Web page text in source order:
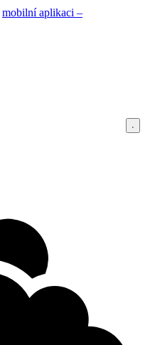
mobilní aplikaci –